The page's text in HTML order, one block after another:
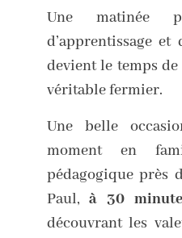
Une matinée
d’apprentissage
devient le temps
véritable fermier.
Une belle
moment en
pédagogique près
Paul, à 30
découvrant les